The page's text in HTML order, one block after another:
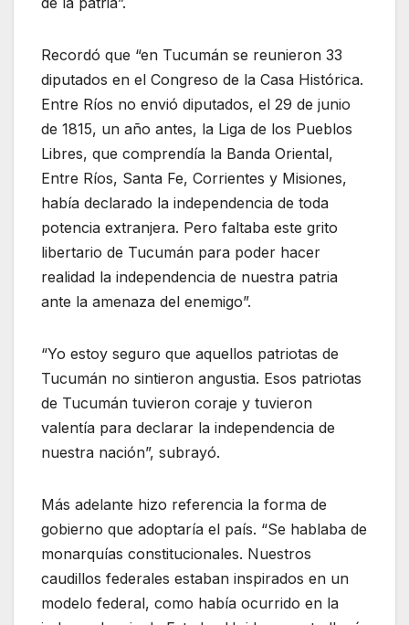
Recordó que “en Tucumán se reunieron 33
diputados en el Congreso de la Casa Histórica.
Entre Ríos no envió diputados, el 29 de junio
de 1815, un año antes, la Liga de los Pueblos
Libres, que comprendía la Banda Oriental,
Entre Ríos, Santa Fe, Corrientes y Misiones,
había declarado la independencia de toda
potencia extranjera. Pero faltaba este grito
libertario de Tucumán para poder hacer
realidad la independencia de nuestra patria
ante la amenaza del enemigo”.
“Yo estoy seguro que aquellos patriotas de
Tucumán no sintieron angustia. Esos patriotas
de Tucumán tuvieron coraje y tuvieron
valentía para declarar la independencia de
nuestra nación”, subrayó.
Más adelante hizo referencia la forma de
gobierno que adoptaría el país. “Se hablaba de
monarquías constitucionales. Nuestros
caudillos federales estaban inspirados en un
modelo federal, como había ocurrido en la